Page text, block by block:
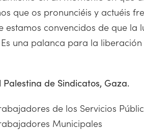
que os pronunciéis y actuéis
estamos convencidos de que la
una palanca para la
de Sindicatos, Gaza.
de los Servicios
Municipales